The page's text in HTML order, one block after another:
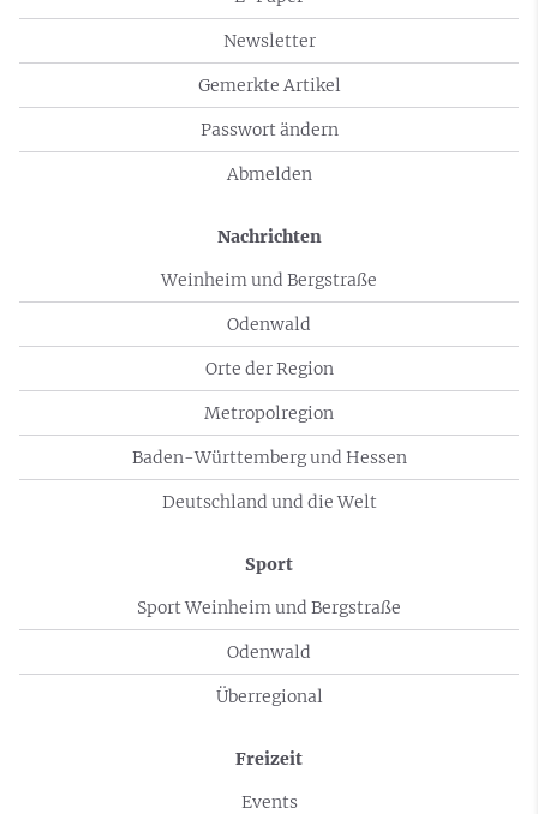
Newsletter
Gemerkte Artikel
Passwort ändern
Abmelden
Nachrichten
Weinheim und Bergstraße
Odenwald
Orte der Region
Metropolregion
Baden-Württemberg und Hessen
Deutschland und die Welt
Sport
Sport Weinheim und Bergstraße
Odenwald
Überregional
Freizeit
Events